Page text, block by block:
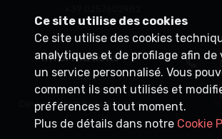
Informations
Livraison
Points de vente
Devenez distributeur agréé
Ce site utilise des cookies
Ce site utilise des cookies
analytiques et de profilage afin de
un service personnalisé. Vous
comment ils sont utilisés et
préférences à tout moment.
Plus de détails dans notre Cookie